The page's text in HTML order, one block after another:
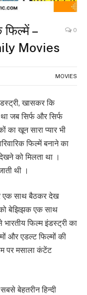
फिल्में –
Movies
0
MOVIES
खासकर कि
जब सिर्फ और सिर्फ
का खून सारा प्यार भी
फिल्में बनाने का
को मिलता था ।
थी ।
एक साथ बैठकर देख
बेझिझक एक साथ
फिल्म इंडस्ट्री का
और एडल्ट फिल्मों की
पर मसाला कंटेंट
बेहतरीन हिन्दी